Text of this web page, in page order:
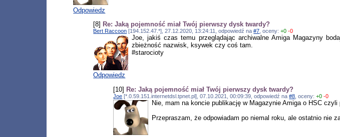
Odpowiedz
[8] Re: Jaką pojemność miał Twój pierwszy dysk twardy?
Bert Raccoon [194.152.47.*], 27.12.2020, 13:24:11, odpowiedź na#7 , oceny:+0 -0
Joe, jakiś czas temu przeglądając archiwalne Amiga Magazyny
zbieżność nazwisk, ksywek czy coś tam.
#starocioty
Odpowiedz
[10] Re: Jaką pojemność miał Twój pierwszy dysk twardy?
Joe [*.0.59.151.internetdsl.tpnet.pl], 07.10.2021, 00:09:39, odpowiedź na#8 , oceny:+0 -0
Nie, mam na koncie publikację w Magazynie Amiga o HSC czyli
Przepraszam, że odpowiadam po niemal roku, ale ostatnio nie